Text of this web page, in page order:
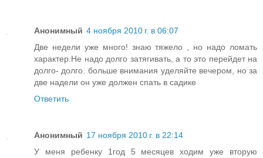
Анонимный 4 ноября 2010 г. в 06:07
Две недели уже много! знаю тяжело , но надо ломать
характер.Не надо долго затягивать, а то это перейдет на
долго- долго. больше внимания уделяйте вечером, но за
две надели он уже должен спать в садике
Ответить
Анонимный 17 ноября 2010 г. в 22:14
У меня ребенку 1год 5 месяцев ходим уже вторую